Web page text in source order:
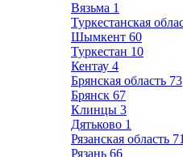
Вязьма 1
Туркестанская
Шымкент 60
Туркестан 10
Кентау 4
Брянская область 73
Брянск 67
Клинцы 3
Дятьково 1
Рязанская область 71
Рязань 66